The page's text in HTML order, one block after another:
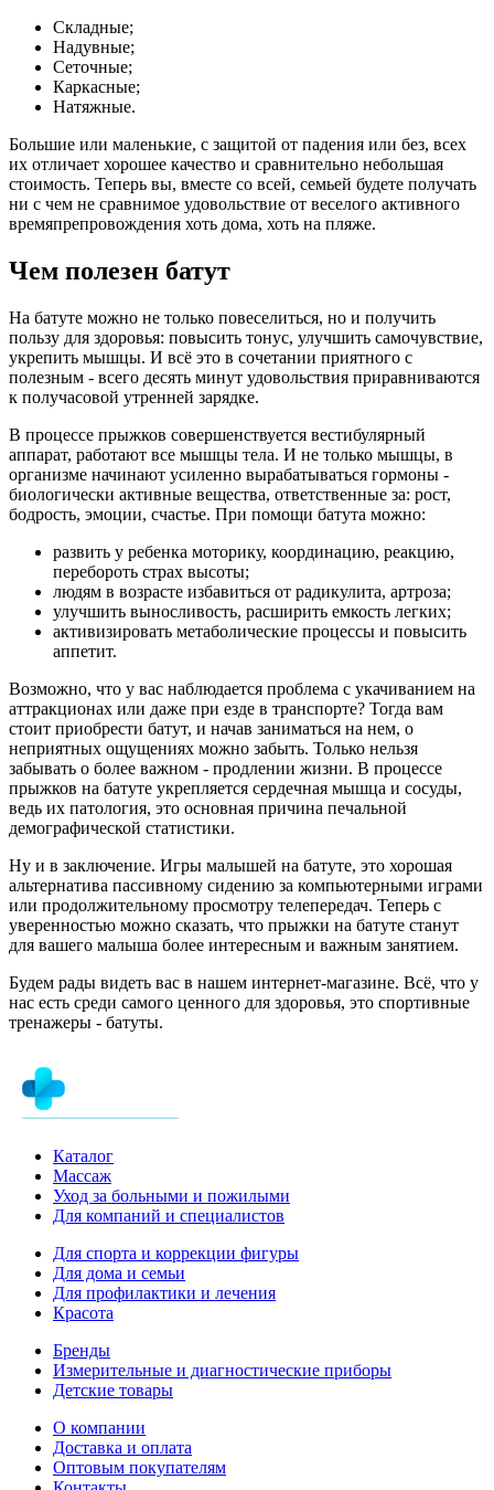
Складные;
Надувные;
Сеточные;
Каркасные;
Натяжные.
Большие или маленькие, с защитой от падения или без, всех
их отличает хорошее качество и сравнительно небольшая
стоимость. Теперь вы, вместе со всей, семьей будете получать
ни с чем не сравнимое удовольствие от веселого активного
времяпрепровождения хоть дома, хоть на пляже.
Чем полезен батут
На батуте можно не только повеселиться, но и получить
пользу для здоровья: повысить тонус, улучшить самочувствие,
укрепить мышцы. И всё это в сочетании приятного с
полезным - всего десять минут удовольствия приравниваются
к получасовой утренней зарядке.
В процессе прыжков совершенствуется вестибулярный
аппарат, работают все мышцы тела. И не только мышцы, в
организме начинают усиленно вырабатываться гормоны -
биологически активные вещества, ответственные за: рост,
бодрость, эмоции, счастье. При помощи батута можно:
развить у ребенка моторику, координацию, реакцию,
перебороть страх высоты;
людям в возрасте избавиться от радикулита, артроза;
улучшить выносливость, расширить емкость легких;
активизировать метаболические процессы и повысить
аппетит.
Возможно, что у вас наблюдается проблема с укачиванием на
аттракционах или даже при езде в транспорте? Тогда вам
стоит приобрести батут, и начав заниматься на нем, о
неприятных ощущениях можно забыть. Только нельзя
забывать о более важном - продлении жизни. В процессе
прыжков на батуте укрепляется сердечная мышца и сосуды,
ведь их патология, это основная причина печальной
демографической статистики.
Ну и в заключение. Игры малышей на батуте, это хорошая
альтернатива пассивному сидению за компьютерными играми
или продолжительному просмотру телепередач. Теперь с
уверенностью можно сказать, что прыжки на батуте станут
для вашего малыша более интересным и важным занятием.
Будем рады видеть вас в нашем интернет-магазине. Всё, что у
нас есть среди самого ценного для здоровья, это спортивные
тренажеры - батуты.
Каталог
Массаж
Уход за больными и пожилыми
Для компаний и специалистов
Для спорта и коррекции фигуры
Для дома и семьи
Для профилактики и лечения
Красота
Бренды
Измерительные и диагностические приборы
Детские товары
О компании
Доставка и оплата
Оптовым покупателям